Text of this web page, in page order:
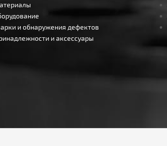
и обнаружения дефектов
и аксессуары